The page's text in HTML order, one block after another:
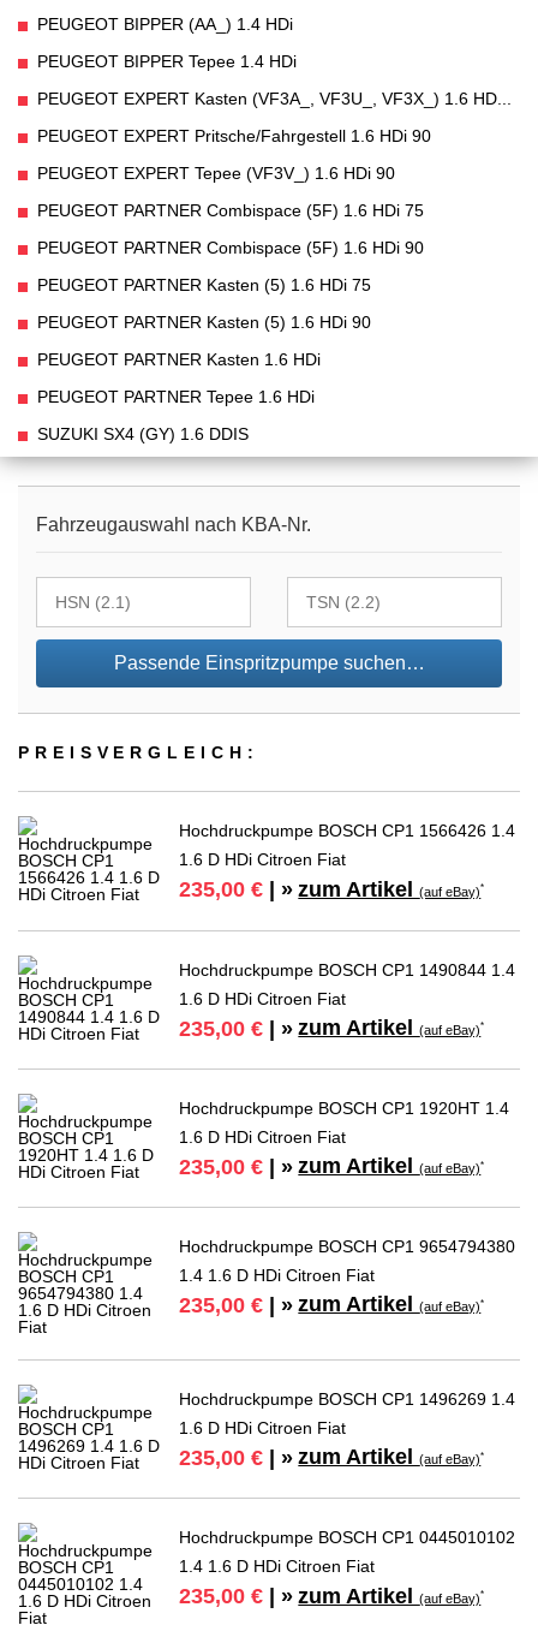
PEUGEOT BIPPER (AA_) 1.4 HDi
PEUGEOT BIPPER Tepee 1.4 HDi
PEUGEOT EXPERT Kasten (VF3A_, VF3U_, VF3X_) 1.6 HD...
PEUGEOT EXPERT Pritsche/Fahrgestell 1.6 HDi 90
PEUGEOT EXPERT Tepee (VF3V_) 1.6 HDi 90
PEUGEOT PARTNER Combispace (5F) 1.6 HDi 75
PEUGEOT PARTNER Combispace (5F) 1.6 HDi 90
PEUGEOT PARTNER Kasten (5) 1.6 HDi 75
PEUGEOT PARTNER Kasten (5) 1.6 HDi 90
PEUGEOT PARTNER Kasten 1.6 HDi
PEUGEOT PARTNER Tepee 1.6 HDi
SUZUKI SX4 (GY) 1.6 DDIS
Fahrzeugauswahl nach KBA-Nr.
Passende Einspritzpumpe suchen…
PREIS­VER­GLEICH:
Hochdruckpumpe BOSCH CP1 1566426 1.4
1.6 D HDi Citroen Fiat
235,00 € | » zum Artikel(auf eBay)*
Hochdruckpumpe BOSCH CP1 1490844 1.4
1.6 D HDi Citroen Fiat
235,00 € | » zum Artikel(auf eBay)*
Hochdruckpumpe BOSCH CP1 1920HT 1.4
1.6 D HDi Citroen Fiat
235,00 € | » zum Artikel(auf eBay)*
Hochdruckpumpe BOSCH CP1 9654794380
1.4 1.6 D HDi Citroen Fiat
235,00 € | » zum Artikel(auf eBay)*
Hochdruckpumpe BOSCH CP1 1496269 1.4
1.6 D HDi Citroen Fiat
235,00 € | » zum Artikel(auf eBay)*
Hochdruckpumpe BOSCH CP1 0445010102
1.4 1.6 D HDi Citroen Fiat
235,00 € | » zum Artikel(auf eBay)*